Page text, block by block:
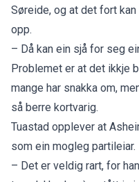
Søreide, og at det fort
opp.
– Då kan ein sjå for seg
Problemet er at det ikkje
mange har snakka om,
så berre kortvarig.
Tuastad opplever at
som ein mogleg partileiar.
– Det er veldig rart, for